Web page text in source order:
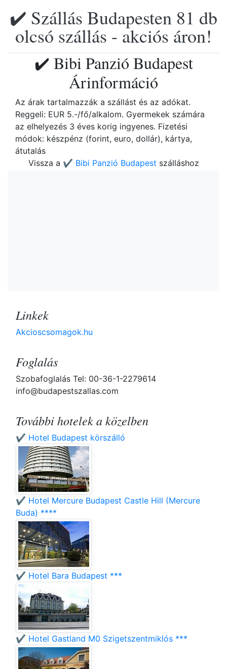
✔️ Szállás Budapesten 81 db
olcsó szállás - akciós áron!
✔️ Bibi Panzió Budapest
Árinformáció
Az árak tartalmazzák a szállást és az adókat.
Reggeli: EUR 5.-/fő/alkalom. Gyermekek számára
az elhelyezés 3 éves korig ingyenes. Fizetési
módok: készpénz (forint, euro, dollár), kártya,
átutalás
Vissza a ✔️ Bibi Panzió Budapest szálláshoz
Linkek
Akcioscsomagok.hu
Foglalás
Szobafoglalás Tel: 00-36-1-2279614
info@budapestszallas.com
További hotelek a közelben
✔️ Hotel Budapest körszálló
✔️ Hotel Mercure Budapest Castle Hill (Mercure
Buda) ****
✔️ Hotel Bara Budapest ***
✔️ Hotel Gastland M0 Szigetszentmiklós ***